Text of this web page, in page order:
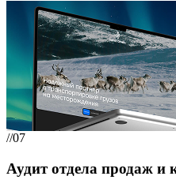
//07
Аудит отдела продаж и